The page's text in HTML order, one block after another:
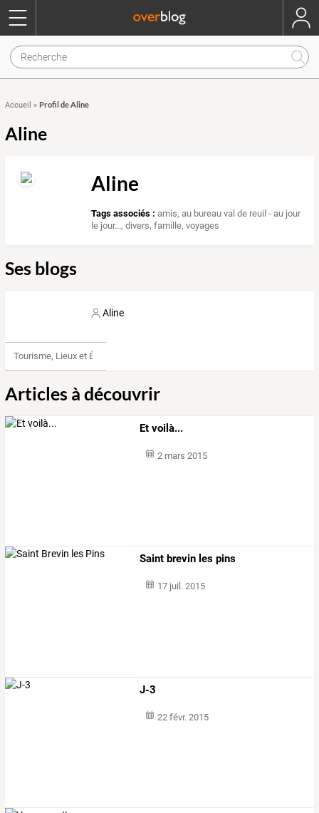
Accueil » Profil de Aline
Aline
Aline
Tags associés : amis,au bureau val de reuil - au jour
le jour...,divers,famille,voyages
Ses blogs
Aline
Tourisme, Lieux et Événements
Articles à découvrir
Et voilà...
2 mars 2015
Saint brevin les pins
17 juil. 2015
J-3
22 févr. 2015